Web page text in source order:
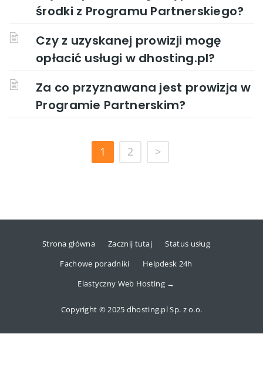
środki z Programu Partnerskiego?
Czy z uzyskanej prowizji mogę
opłacić usługi w dhosting.pl?
Za co przyznawana jest prowizja w
Programie Partnerskim?
1 2 >
Strona główna Zacznij tutaj
Status usług
Fachowe poradniki
Helpdesk 24h
Elastyczny Web Hosting →
Copyright © 2025 dhosting.pl Sp. z o.o.